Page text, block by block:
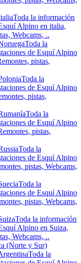
Toda la información
Alpino en italia,
Webcams, ..
Toda la
de Esquí Alpino
pistas,
Toda la
de Esquí Alpino
pistas,
Toda la
de Esquí Alpino
pistas,
Toda la
de Esquí Alpino
pistas, Webcams,
Toda la
de Esquí Alpino
pistas, Webcams,
Toda la información
Alpino en Suiza,
Webcams, ..
(Norte y Sur)
Toda la